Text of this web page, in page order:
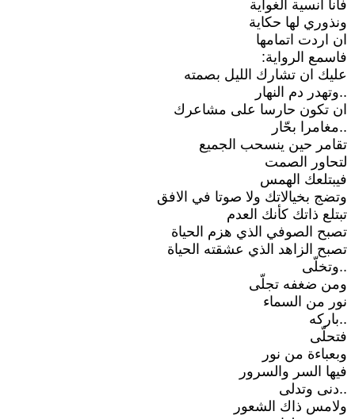
فأنا انسية الغواية
ونذوري لها حكاية
ان اردت اتمامها
فاسمع الرواية:
عليك ان تشارك الليل بصمته
..وتهدر دم النهار
ان تكون حارسا على مشاعرك
..مغامرا بحّار
تقامر حين ينسحب الجميع
لتحاور الصمت
فيبتلعك الهمس
وتضج بخيالاتك ولا صوتا في الافق
تبتلع ذاتك كأنك العدم
تصبح الصوفي الذي هزم الحياة
تصبح الزاهد الذي عشقته الحياة
..وتخلّى
ومن ضغفه تجلّى
نور من السماء
..باركه
فتحلّى
وبعباءة من نور
فيها السر والسرور
..دنى وتدلى
ولامس ذاك الشعور